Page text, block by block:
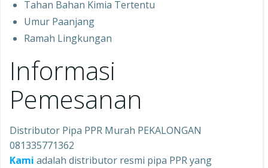
Tahan Bahan Kimia Tertentu
Umur Paanjang
Ramah Lingkungan
Informasi
Pemesanan
Distributor Pipa PPR Murah PEKALONGAN
081335771362
Kami adalah distributor resmi pipa PPR yang